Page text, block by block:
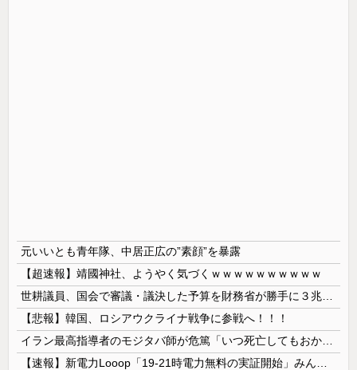
元いいとも青年隊、中居正広の”素顔”を暴露
【超速報】靖國神社、ようやく気づくｗｗｗｗｗｗｗｗｗｗ
【悲報】韓国、ロシアウクライナ戦争に参戦へ！！！